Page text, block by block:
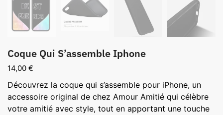
Coque Qui S’assemble Iphone
14,00 €
Découvrez la coque qui s’assemble pour iPhone, un
accessoire original de chez Amour Amitié qui célèbre
votre amitié avec style, tout en apportant une touche